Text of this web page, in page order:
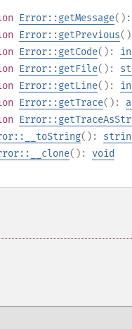
Error::getMessage():
Error::getPrevious
Error::getCode():
Error::getFile():
Error::getLine():
Error::getTrace():
():
(): void